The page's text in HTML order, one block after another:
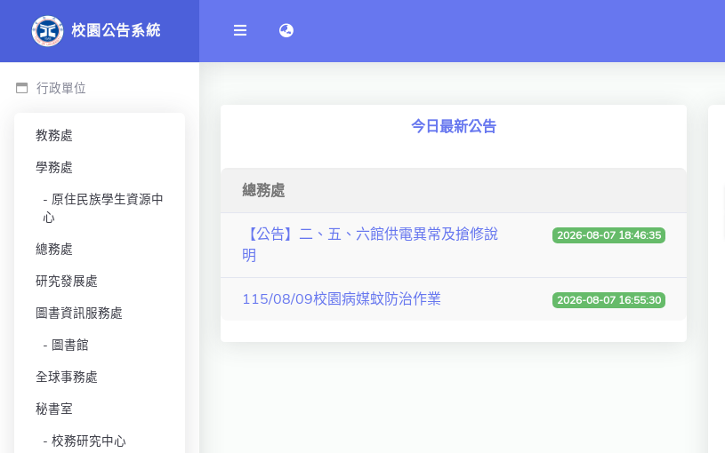
校園公告系統
行政單位
教務處
學務處
原住民族學生資源中
心
總務處
研究發展處
圖書資訊服務處
圖書館
全球事務處
秘書室
校務研究中心
語言切換 language switch
今日最新公告
總務處
【公告】二、五、六館供電異常及搶修說
明
2026-08-07 18:46:35
115/08/09校園病媒蚊防治作業 2026-08-07 16:55:30